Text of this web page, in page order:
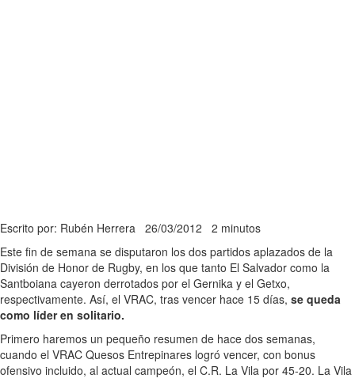
Escrito por: Rubén Herrera 26/03/2012 2 minutos
Este fin de semana se disputaron los dos partidos aplazados de la
División de Honor de Rugby, en los que tanto El Salvador como la
Santboiana cayeron derrotados por el Gernika y el Getxo,
respectivamente. Así, el VRAC, tras vencer hace 15 días, se queda
como líder en solitario.
Primero haremos un pequeño resumen de hace dos semanas,
cuando el VRAC Quesos Entrepinares logró vencer, con bonus
ofensivo incluido, al actual campeón, el C.R. La Vila por 45-20. La Vila